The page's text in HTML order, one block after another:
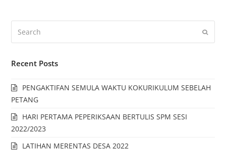
Recent Posts
PENGAKTIFAN SEMULA WAKTU KOKURIKULUM SEBELAH
PETANG
HARI PERTAMA PEPERIKSAAN BERTULIS SPM SESI
2022/2023
LATIHAN MERENTAS DESA 2022